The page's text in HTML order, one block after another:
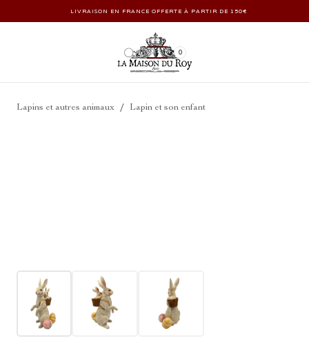
LIVRAISON EN FRANCE OFFERTE À PARTIR DE 150€
0
Lapins et autres animaux / Lapin et son enfant